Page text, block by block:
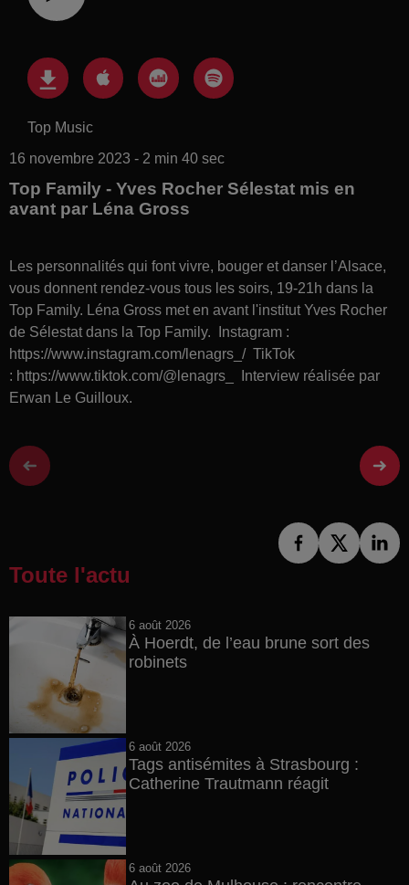
Top Music
16 novembre 2023 - 2 min 40 sec
Top Family - Yves Rocher Sélestat mis en
avant par Léna Gross
Les personnalités qui font vivre, bouger et danser l’Alsace,
vous donnent rendez-vous tous les soirs, 19-21h dans la
Top Family. Léna Gross met en avant l'institut Yves Rocher
de Sélestat dans la Top Family. Instagram :
https://www.instagram.com/lenagrs_/ TikTok
: https://www.tiktok.com/@lenagrs_ Interview réalisée par
Erwan Le Guilloux.
Toute l'actu
6 août 2026
À Hoerdt, de l’eau brune sort des
robinets
6 août 2026
Tags antisémites à Strasbourg :
Catherine Trautmann réagit
6 août 2026